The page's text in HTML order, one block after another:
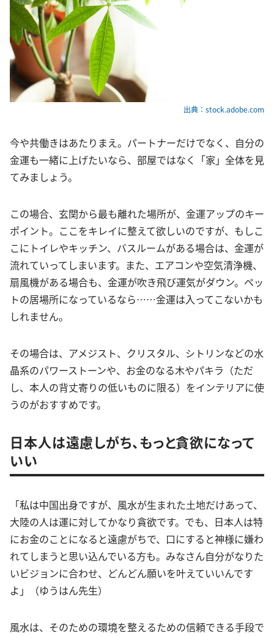
出典：stock.adobe.com
今や共働きはあたりまえ。パートナーだけでなく、自分の
金運も一緒に上げたいなら、部屋ではなく「家」全体を見
てみましょう。
この場合、玄関から最も離れた場所が、金運アップのキー
ポイント。ここをキレイに整えて欲しいのですが、もしこ
こにトイレやキッチン、バスルームがある場合は、金運が
流れていってしまいます。また、エアコンや空気清浄機、
扇風機がある場合も、金運が吹き飛び運気がダウン。ペッ
トの居場所になっているなら……金運は入ってこないかも
しれません。
その場合は、アメジスト、クリスタル、シトリンなどの水
晶系のパワーストーンや、お金のなる木やパキラ（ただ
し、本人の背丈寄りの低いものに限る）をインテリアに使
うのがおすすめです。
日本人は遠慮しがち、もっと貪欲になって
いい
「私は中国出身ですが、風水が生まれた土地だけあって、
大陸の人は運に対してかなり貪欲です。でも、日本人は特
にお金のことになると遠慮がちで、口にすると神様に嫌わ
れてしまうと思い込んでいる方も。みなさん自分がなりた
いビジョンに合わせ、どんどん願いを叶えていいんです
よ」（ゆうはん先生）
風水は、そのための環境を整えるための信頼できる手段で